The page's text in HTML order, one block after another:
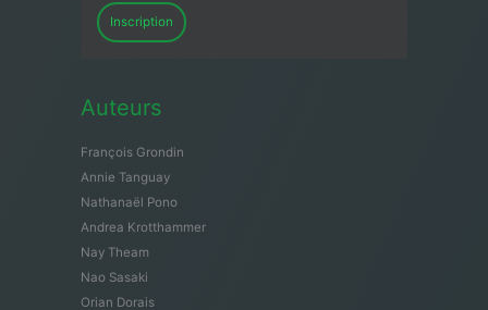
Inscription
Auteurs
François Grondin
Annie Tanguay
Nathanaël Pono
Andrea Krotthammer
Nay Theam
Nao Sasaki
Orian Dorais